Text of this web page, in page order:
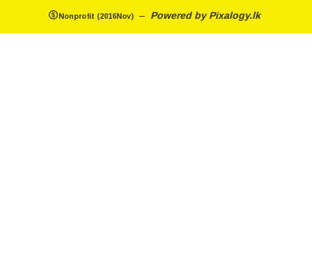
Nonprofit (2016Nov) – Powered byPixalogy.lk